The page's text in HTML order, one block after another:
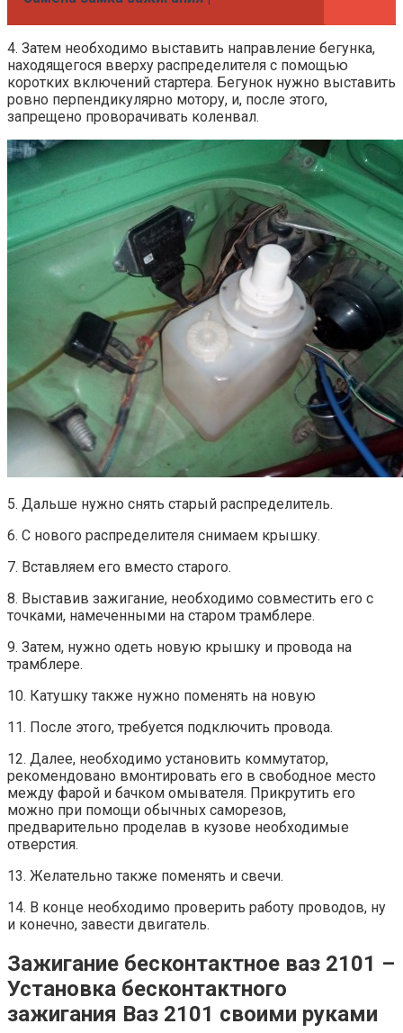
4. Затем необходимо выставить направление бегунка,
находящегося вверху распределителя с помощью
коротких включений стартера. Бегунок нужно выставить
ровно перпендикулярно мотору, и, после этого,
запрещено проворачивать коленвал.
5. Дальше нужно снять старый распределитель.
6. С нового распределителя снимаем крышку.
7. Вставляем его вместо старого.
8. Выставив зажигание, необходимо совместить его с
точками, намеченными на старом трамблере.
9. Затем, нужно одеть новую крышку и провода на
трамблере.
10. Катушку также нужно поменять на новую
11. После этого, требуется подключить провода.
12. Далее, необходимо установить коммутатор,
рекомендовано вмонтировать его в свободное место
между фарой и бачком омывателя. Прикрутить его
можно при помощи обычных саморезов,
предварительно проделав в кузове необходимые
отверстия.
13. Желательно также поменять и свечи.
14. В конце необходимо проверить работу проводов, ну
и конечно, завести двигатель.
Зажигание бесконтактное ваз 2101 –
Установка бесконтактного
зажигания Ваз 2101 своими руками